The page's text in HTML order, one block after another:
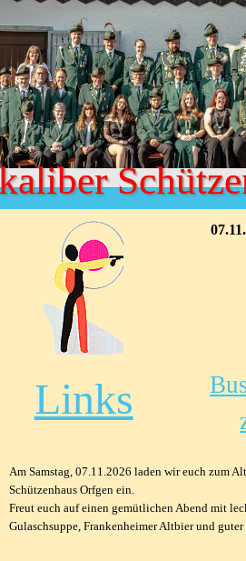
Links
Am Samstag, 07.11.2026 laden wir euch zum
Schützenhaus Orfgen ein.
Freut euch auf einen gemütlichen Abend mit
Gulaschsuppe, Frankenheimer Altbier und